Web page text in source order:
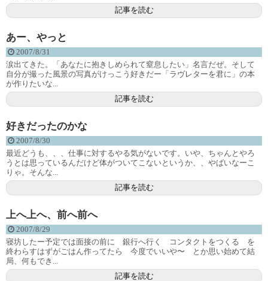
記事を読む
あー、やっと
2007/8/31
涙出てきた。「あなたに抱きしめられて窒息したい」名言だぜ。そして
自分が撮った風景の写真がけっこう好きだー「ラヴレターを君に」の本
が作りたいな...
記事を読む
好きだったのかな
2007/8/30
最近どうも、、、仕事に対するやる気がないです。いや、ちゃんとやろ
うとは思っているんだけど体がついてこないというか、、やばいなーこ
りゃ。そんな...
記事を読む
上へ上へ、前へ前へ
2007/8/29
寝坊したー予定では面接の前に 銀行へ行く コンタクトをつくる を
終わらすはずがごはん作ってたら 今度でいいや〜 とか思い始めて結
局、何もでき...
記事を読む